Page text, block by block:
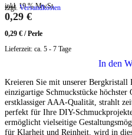
inkl. 19 % MwSt.
zzgl. Versandkosten
0,29 €
0,29 € /Perle
Lieferzeit: ca. 5 - 7 Tage
In den
Kreieren Sie mit unserer Bergkristall
einzigartige Schmuckstücke
erstklassiger AAA-Qualität, strahlt
perfekt für Ihre DIY-
ermöglicht vielseitige
für Klarheit und Reinheit, wird in